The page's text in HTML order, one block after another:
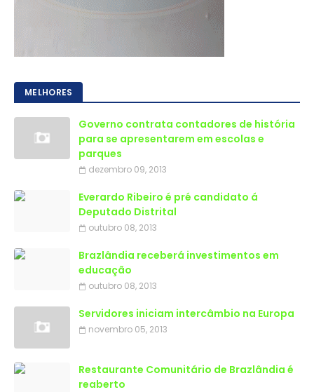
MELHORES
Governo contrata contadores de história
para se apresentarem em escolas e
parques
dezembro 09, 2013
Everardo Ribeiro é pré candidato á
Deputado Distrital
outubro 08, 2013
Brazlândia receberá investimentos em
educação
outubro 08, 2013
Servidores iniciam intercâmbio na Europa
novembro 05, 2013
Restaurante Comunitário de Brazlândia é
reaberto